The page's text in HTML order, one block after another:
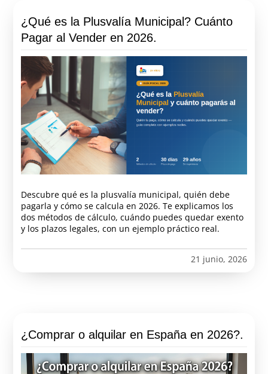
¿Qué es la Plusvalía Municipal? Cuánto
Pagar al Vender en 2026.
Descubre qué es la plusvalía municipal, quién debe
pagarla y cómo se calcula en 2026. Te explicamos los
dos métodos de cálculo, cuándo puedes quedar exento
y los plazos legales, con un ejemplo práctico real.
21 junio, 2026
¿Comprar o alquilar en España en 2026?.